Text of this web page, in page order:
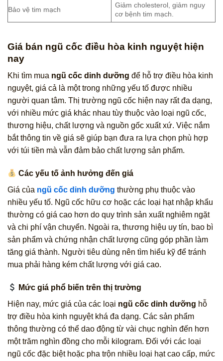
Bảo vệ tim mạch
Giảm cholesterol, giảm nguy
cơ bệnh tim mạch.
Giá bán ngũ cốc điều hòa kinh nguyệt hiện
nay
Khi tìm mua ngũ cốc dinh dưỡng để hỗ trợ điều hòa kinh
nguyệt, giá cả là một trong những yếu tố được nhiều
người quan tâm. Thị trường ngũ cốc hiện nay rất đa dạng,
với nhiều mức giá khác nhau tùy thuộc vào loại ngũ cốc,
thương hiệu, chất lượng và nguồn gốc xuất xứ. Việc nắm
bắt thông tin về giá sẽ giúp bạn đưa ra lựa chọn phù hợp
với túi tiền mà vẫn đảm bảo chất lượng sản phẩm.
Các yếu tố ảnh hưởng đến giá
Giá của ngũ cốc dinh dưỡng thường phụ thuộc vào
nhiều yếu tố. Ngũ cốc hữu cơ hoặc các loại hạt nhập khẩu
thường có giá cao hơn do quy trình sản xuất nghiêm ngặt
và chi phí vận chuyển. Ngoài ra, thương hiệu uy tín, bao bì
sản phẩm và chứng nhận chất lượng cũng góp phần làm
tăng giá thành. Người tiêu dùng nên tìm hiểu kỹ để tránh
mua phải hàng kém chất lượng với giá cao.
Mức giá phổ biến trên thị trường
Hiện nay, mức giá của các loại ngũ cốc dinh dưỡng hỗ
trợ điều hòa kinh nguyệt khá đa dạng. Các sản phẩm
thông thường có thể dao động từ vài chục nghìn đến hơn
một trăm nghìn đồng cho mỗi kilogram. Đối với các loại
ngũ cốc đặc biệt hoặc pha trộn nhiều loại hạt cao cấp, mức